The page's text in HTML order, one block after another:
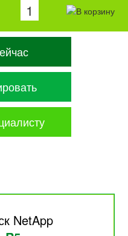
NetApp